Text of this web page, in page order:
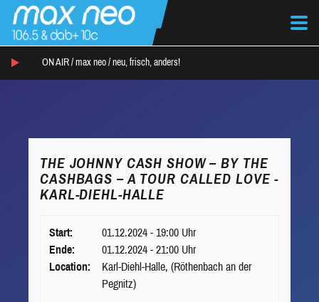
ON AIR / max neo / neu, frisch, anders!
THE JOHNNY CASH SHOW – BY THE
CASHBAGS – A TOUR CALLED LOVE -
KARL-DIEHL-HALLE
Start:
Ende:
Location:
01.12.2024 - 19:00 Uhr
01.12.2024 - 21:00 Uhr
Karl-Diehl-Halle, (Röthenbach an der
Pegnitz)